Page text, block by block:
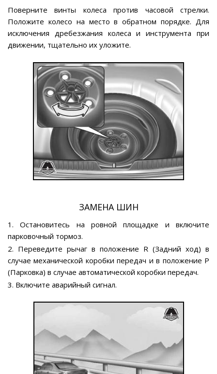
Поверните винты колеса против часовой стрелки.
Положите колесо на место в обратном порядке. Для
исключения дребезжания колеса и инструмента при
движении, тщательно их уложите.
ЗАМЕНА ШИН
1. Остановитесь на ровной площадке и включите
парковочный тормоз.
2. Переведите рычаг в положение R (Задний ход) в
случае механической коробки передач и в положение P
(Парковка) в случае автоматической коробки передач.
3. Включите аварийный сигнал.